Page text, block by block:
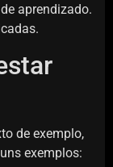
aprendizado.
de exemplo,
exemplos: